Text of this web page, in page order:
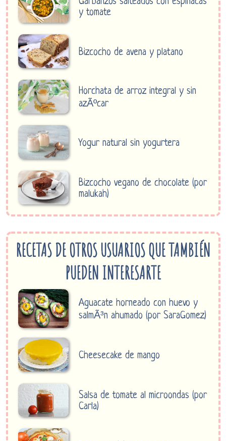
y tomate
Bizcocho de avena y platano
Horchata de arroz integral y sin
azÃºcar
Yogur natural sin yogurtera
Bizcocho vegano de chocolate (por
malukah)
RECETAS DE OTROS USUARIOS QUE TAMBIÉN
PUEDEN INTERESARTE
Aguacate horneado con huevo y
salmÃ³n ahumado (por SaraGomez)
Cheesecake de mango
Salsa de tomate al microondas (por
Carla)